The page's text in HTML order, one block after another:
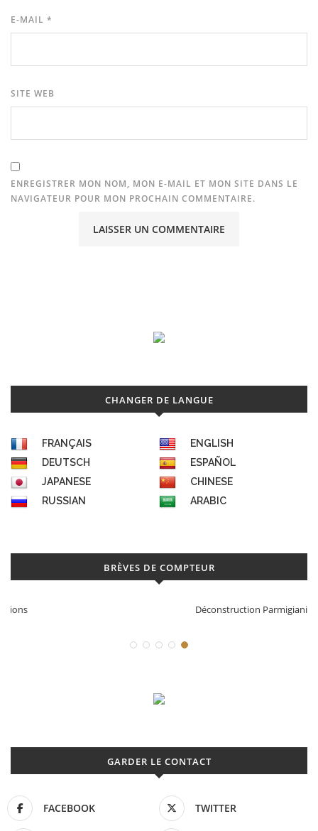
E-MAIL *
SITE WEB
ENREGISTRER MON NOM, MON E-MAIL ET MON SITE DANS LE
NAVIGATEUR POUR MON PROCHAIN COMMENTAIRE.
CHANGER DE LANGUE
FRANÇAIS
ENGLISH
DEUTSCH
ESPAÑOL
JAPANESE
CHINESE
RUSSIAN
ARABIC
BRÈVES DE COMPTEUR
Déconstruction Parmigiani Fleurier
GARDER LE CONTACT
FACEBOOK TWITTER